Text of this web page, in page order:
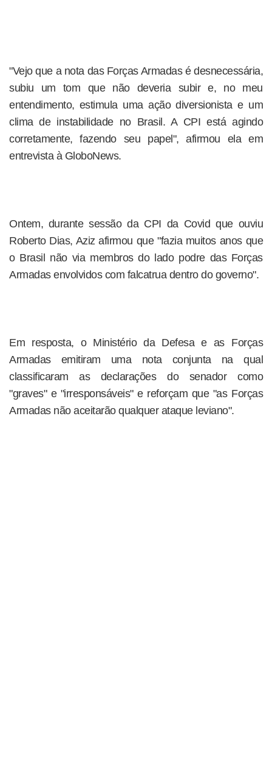
"Vejo que a nota das Forças Armadas é desnecessária,
subiu um tom que não deveria subir e, no meu
entendimento, estimula uma ação diversionista e um
clima de instabilidade no Brasil. A CPI está agindo
corretamente, fazendo seu papel", afirmou ela em
entrevista à GloboNews.
Ontem, durante sessão da CPI da Covid que ouviu
Roberto Dias, Aziz afirmou que "fazia muitos anos que
o Brasil não via membros do lado podre das Forças
Armadas envolvidos com falcatrua dentro do governo".
Em resposta, o Ministério da Defesa e as Forças
Armadas emitiram uma nota conjunta na qual
classificaram as declarações do senador como
"graves" e "irresponsáveis" e reforçam que "as Forças
Armadas não aceitarão qualquer ataque leviano".